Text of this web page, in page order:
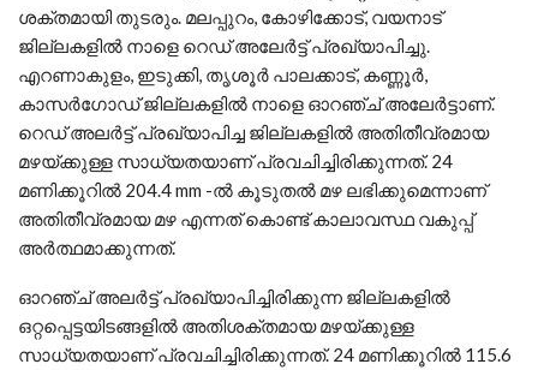
ശക്തമായി തുടരും. മലപ്പുറം, കോഴിക്കോട്, വയനാട്
ജില്ലകളിൽ നാളെ റെഡ് അലേർട്ട് പ്രഖ്യാപിച്ചു.
എറണാകുളം, ഇടുക്കി, തൃശൂർ പാലക്കാട്, കണ്ണൂർ,
കാസർഗോഡ് ജില്ലകളിൽ നാളെ ഓറഞ്ച് അലേർട്ടാണ്.
റെഡ് അലർട്ട് പ്രഖ്യാപിച്ച ജില്ലകളിൽ അതിതീവ്രമായ
മഴയ്ക്കുള്ള സാധ്യതയാണ് പ്രവചിച്ചിരിക്കുന്നത്. 24
മണിക്കൂറിൽ 204.4 mm -ൽ കൂടുതൽ മഴ ലഭിക്കുമെന്നാണ്
അതിതീവ്രമായ മഴ എന്നത് കൊണ്ട് കാലാവസ്ഥ വകുപ്പ്
അർത്ഥമാക്കുന്നത്.
ഓറഞ്ച് അലർട്ട് പ്രഖ്യാപിച്ചിരിക്കുന്ന ജില്ലകളിൽ
ഒറ്റപ്പെട്ടയിടങ്ങളിൽ അതിശക്തമായ മഴയ്ക്കുള്ള
സാധ്യതയാണ് പ്രവചിച്ചിരിക്കുന്നത്. 24 മണിക്കൂറിൽ 115.6